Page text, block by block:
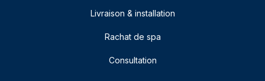
Livraison & installation
Rachat de spa
Consultation